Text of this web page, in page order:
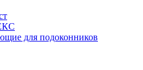
для подоконников